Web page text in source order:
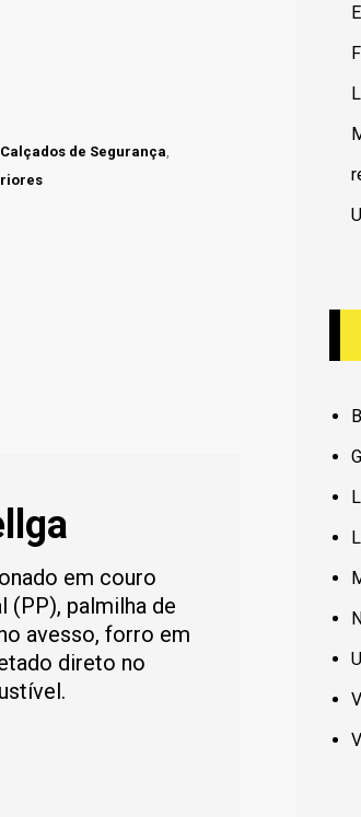
Calçados de Segurança,
em couro
(PP), palmilha de
avesso, forro em
direto no